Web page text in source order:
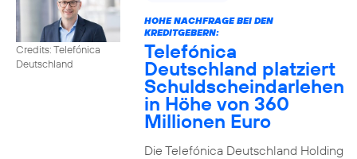
Credits: Telefónica
Deutschland
HOHE NACHFRAGE BEI DEN
KREDITGEBERN:
Telefónica
Deutschland platziert
Schuldscheindarlehen
in Höhe von 360
Millionen Euro
Die Telefónica Deutschland Holding